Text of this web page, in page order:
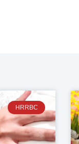
HRRBC